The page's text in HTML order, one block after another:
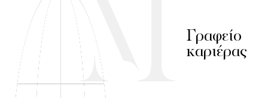
Γραφείο
καριέρας